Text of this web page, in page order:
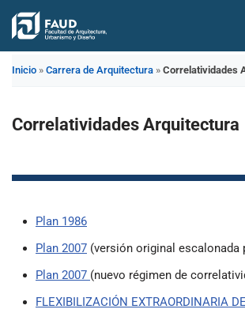
Saltar
Inicio » Carrera de Arquitectura » Correlatividades
Correlatividades Arquitectura
Plan 1986
Plan 2007 (versión original escalonada
Plan 2007 (nuevo régimen de
FLEXIBILIZACIÓN EXTRAORDINARIA